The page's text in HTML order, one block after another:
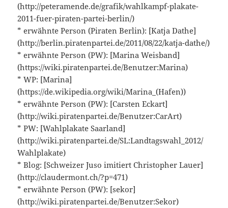
(http://peteramende.de/grafik/wahlkampf-plakate-
2011-fuer-piraten-partei-berlin/)
* erwähnte Person (Piraten Berlin): [Katja Dathe]
(http://berlin.piratenpartei.de/2011/08/22/katja-dathe/)
* erwähnte Person (PW): [Marina Weisband]
(https://wiki.piratenpartei.de/Benutzer:Marina)
* WP: [Marina]
(https://de.wikipedia.org/wiki/Marina_(Hafen))
* erwähnte Person (PW): [Carsten Eckart]
(http://wiki.piratenpartei.de/Benutzer:CarArt)
* PW: [Wahlplakate Saarland]
(http://wiki.piratenpartei.de/SL:Landtagswahl_2012/
Wahlplakate)
* Blog: [Schweizer Juso imitiert Christopher Lauer]
(http://claudermont.ch/?p=471)
* erwähnte Person (PW): [sekor]
(http://wiki.piratenpartei.de/Benutzer:Sekor)